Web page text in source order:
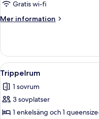
Gratis wi-fi
Mer information
Mer
Öppna
alla
foton
för
Trippelrum
3
Trippelrum
1 sovrum
3 sovplatser
1 enkelsäng och 1